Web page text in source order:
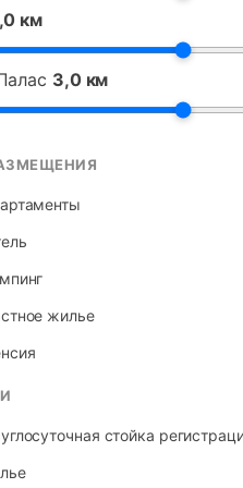
км
3,0 км
жилье
дом
стойка